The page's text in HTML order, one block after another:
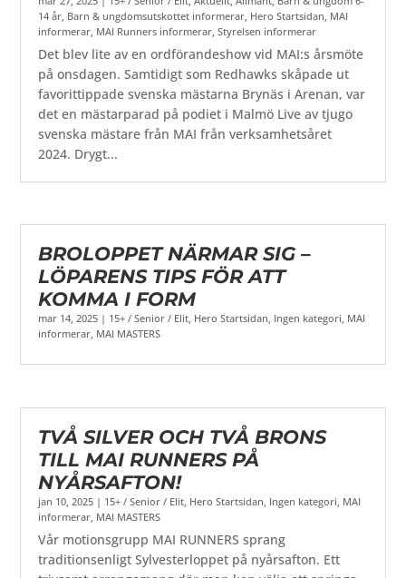
14 år, Barn & ungdomsutskottet informerar, Hero Startsidan, MAI
informerar, MAI Runners informerar,Styrelsen informerar
Det blev lite av en ordförandeshow vid MAI:s årsmöte
på onsdagen. Samtidigt som Redhawks skåpade ut
favorittippade svenska mästarna Brynäs i Arenan, var
det en mästarparad på podiet i Malmö Live av tjugo
svenska mästare från MAI från verksamhetsåret
2024. Drygt...
BROLOPPET NÄRMAR SIG –
LÖPARENS TIPS FÖR ATT
KOMMA I FORM
mar 14, 2025 | 15+ / Senior / Elit, Hero Startsidan, Ingen kategori, MAI
informerar, MAI MASTERS
TVÅ SILVER OCH TVÅ BRONS
TILL MAI RUNNERS PÅ
NYÅRSAFTON!
jan 10, 2025 | 15+ / Senior / Elit Hero Startsidan Ingen kategori MAI
informerar MAI MASTERS
Vår motionsgrupp MAI RUNNERS sprang
traditionsenligt Sylvesterloppet på nyårsafton. Ett